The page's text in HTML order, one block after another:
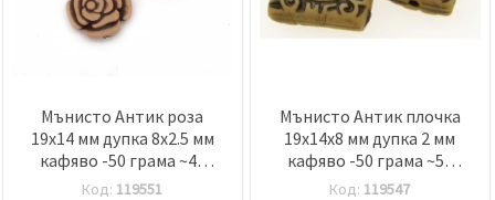
Мънисто Антик роза
19x14 мм дупка 8x2.5 мм
кафяво -50 грама ~42
броя
Код: 119551
Мънисто Антик плочка
19x14x8 мм дупка 2 мм
кафяво -50 грама ~55
броя
Код: 119547